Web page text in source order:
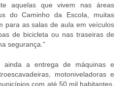
aquelas que vivem nas áreas
do Caminho da Escola, muitas
para as salas de aula em veículos
de bicicleta ou nas traseiras de
segurança.”
ainda a entrega de máquinas e
motoniveladoras e
com até 50 mil habitantes,